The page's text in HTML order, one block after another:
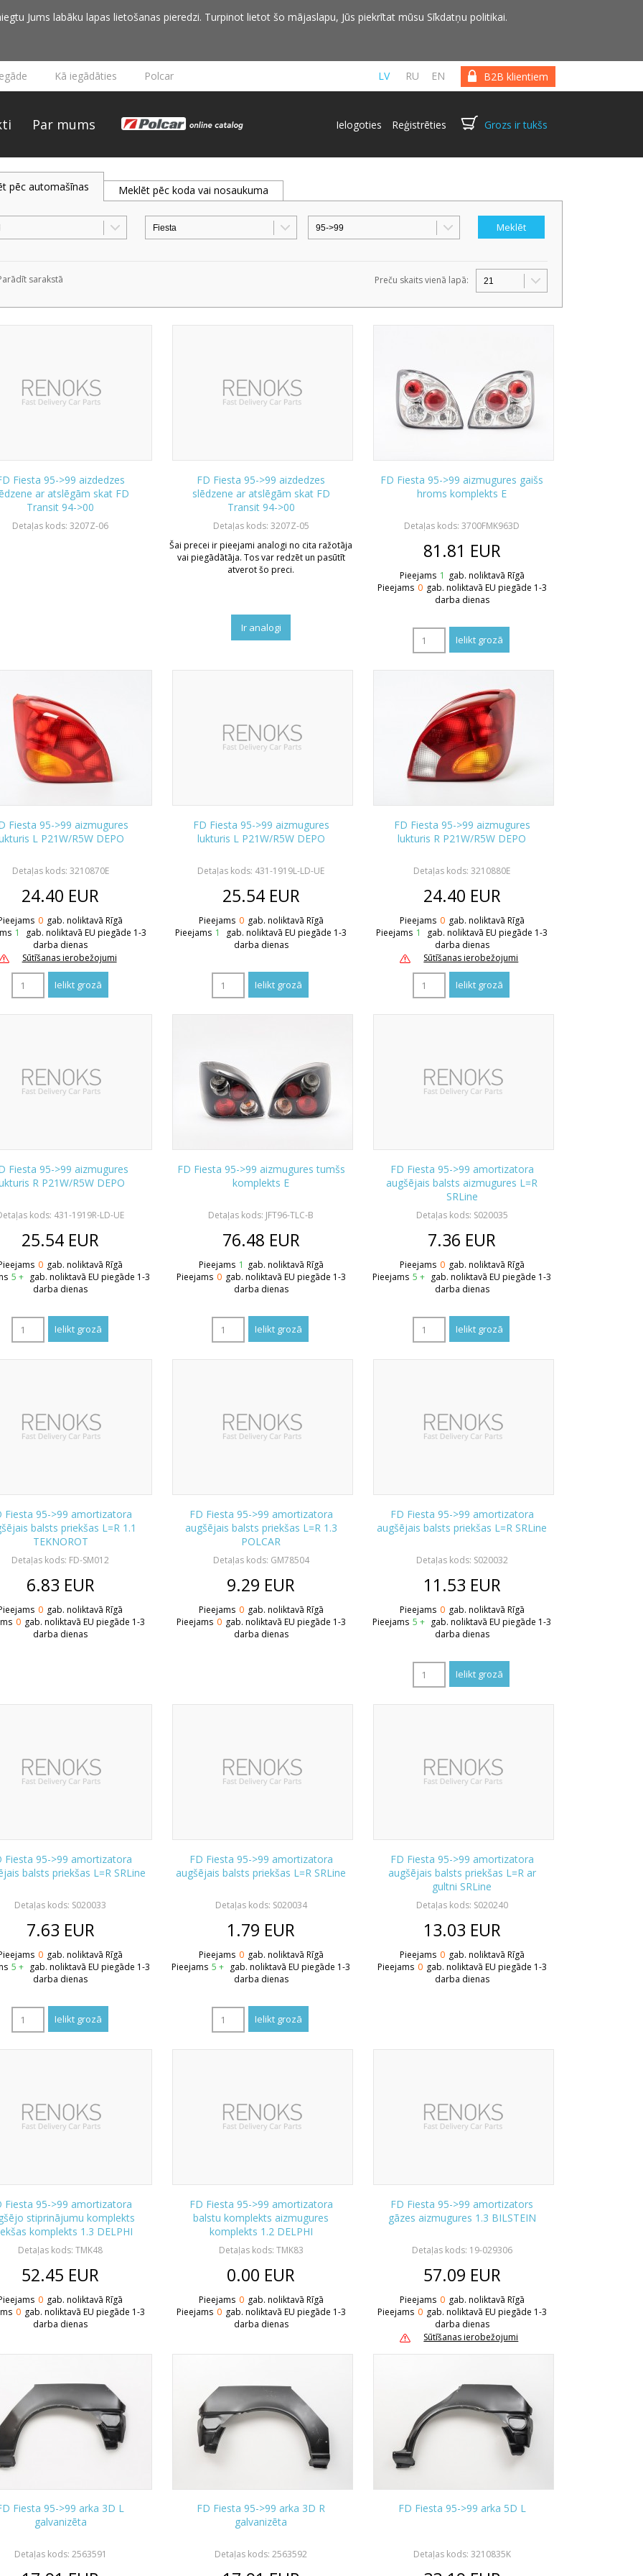
Jums labāku lapas lietošanas pieredzi. Turpinot lietot šo mājaslapu, Jūs piekrītat mūsu Sīkdatņu politikai.
B2B klientiem
LV RU EN
Kā iegādāties Polcar
Par mums Ielogoties Reģistrēties Grozs ir tukšs
pēc automašīnas Meklēt pēc koda vai nosaukuma
sarakstā Preču skaits vienā lapā:
Fiesta 95->99 aizdedzes
ar atslēgām skat FD
Transit 94->00
Detaļas kods: 3207Z-06
FD Fiesta 95->99 aizdedzes
slēdzene ar atslēgām skat FD
Transit 94->00
Detaļas kods: 3207Z-05
Šai precei ir pieejami analogi no cita ražotāja
vai piegādātāja. Tos var redzēt un pasūtīt
atverot šo preci.
Ir analogi
FD Fiesta 95->99 aizmugures gaišs
hroms komplekts E
Detaļas kods: 3700FMK963D
81.81 EUR
Pieejams 1 gab. noliktavā Rīgā
Pieejams 0 gab. noliktavā EU piegāde 1-3
darba dienas
Fiesta 95->99 aizmugures
L P21W/R5W DEPO
Detaļas kods: 3210870E
24.40 EUR
0 gab. noliktavā Rīgā
1
gab. noliktavā EU piegāde 1-3
darba dienas
Sūtīšanas ierobežojumi
FD Fiesta 95->99 aizmugures
lukturis L P21W/R5W DEPO
Detaļas kods: 431-1919L-LD-UE
25.54 EUR
Pieejams 0 gab. noliktavā Rīgā
Pieejams 1
gab. noliktavā EU piegāde 1-3
darba dienas
FD Fiesta 95->99 aizmugures
lukturis R P21W/R5W DEPO
Detaļas kods: 3210880E
24.40 EUR
Pieejams 0 gab. noliktavā Rīgā
Pieejams 1
gab. noliktavā EU piegāde 1-3
darba dienas
Sūtīšanas ierobežojumi
Fiesta 95->99 aizmugures
R P21W/R5W DEPO
kods: 431-1919R-LD-UE
25.54 EUR
0 gab. noliktavā Rīgā
5 + gab. noliktavā EU piegāde 1-3
darba dienas
FD Fiesta 95->99 aizmugures tumšs
komplekts E
Detaļas kods: JFT96-TLC-B
76.48 EUR
Pieejams 1 gab. noliktavā Rīgā
Pieejams 0 gab. noliktavā EU piegāde 1-3
darba dienas
FD Fiesta 95->99 amortizatora
augšējais balsts aizmugures L=R
SRLine
Detaļas kods: S020035
7.36 EUR
Pieejams 0 gab. noliktavā Rīgā
Pieejams 5 + gab. noliktavā EU piegāde 1-3
darba dienas
Fiesta 95->99 amortizatora
balsts priekšas L=R 1.1
TEKNOROT
Detaļas kods: FD-SM012
6.83 EUR
0 gab. noliktavā Rīgā
0 gab. noliktavā EU piegāde 1-3
darba dienas
FD Fiesta 95->99 amortizatora
augšējais balsts priekšas L=R 1.3
POLCAR
Detaļas kods: GM78504
9.29 EUR
Pieejams 0 gab. noliktavā Rīgā
Pieejams 0 gab. noliktavā EU piegāde 1-3
darba dienas
FD Fiesta 95->99 amortizatora
augšējais balsts priekšas L=R SRLine
Detaļas kods: S020032
11.53 EUR
Pieejams 0 gab. noliktavā Rīgā
Pieejams 5 + gab. noliktavā EU piegāde 1-3
darba dienas
Fiesta 95->99 amortizatora
balsts priekšas L=R SRLine
Detaļas kods: S020033
7.63 EUR
0 gab. noliktavā Rīgā
5 + gab. noliktavā EU piegāde 1-3
darba dienas
FD Fiesta 95->99 amortizatora
augšējais balsts priekšas L=R SRLine
Detaļas kods: S020034
1.79 EUR
Pieejams 0 gab. noliktavā Rīgā
Pieejams 5 + gab. noliktavā EU piegāde 1-3
darba dienas
FD Fiesta 95->99 amortizatora
augšējais balsts priekšas L=R ar
gultni SRLine
Detaļas kods: S020240
13.03 EUR
Pieejams 0 gab. noliktavā Rīgā
Pieejams 0 gab. noliktavā EU piegāde 1-3
darba dienas
Fiesta 95->99 amortizatora
stiprinājumu komplekts
komplekts 1.3 DELPHI
Detaļas kods: TMK48
52.45 EUR
0 gab. noliktavā Rīgā
0 gab. noliktavā EU piegāde 1-3
darba dienas
FD Fiesta 95->99 amortizatora
balstu komplekts aizmugures
komplekts 1.2 DELPHI
Detaļas kods: TMK83
0.00 EUR
Pieejams 0 gab. noliktavā Rīgā
Pieejams 0 gab. noliktavā EU piegāde 1-3
darba dienas
FD Fiesta 95->99 amortizators
gāzes aizmugures 1.3 BILSTEIN
Detaļas kods: 19-029306
57.09 EUR
Pieejams 0 gab. noliktavā Rīgā
Pieejams 0 gab. noliktavā EU piegāde 1-3
darba dienas
Sūtīšanas ierobežojumi
Fiesta 95->99 arka 3D L
galvanizēta
Detaļas kods: 2563591
FD Fiesta 95->99 arka 3D R
galvanizēta
Detaļas kods: 2563592
FD Fiesta 95->99 arka 5D L
Detaļas kods: 3210835K